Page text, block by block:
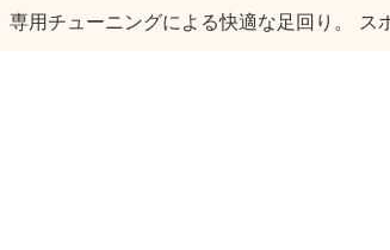
専用チューニングによる快適な足回り。